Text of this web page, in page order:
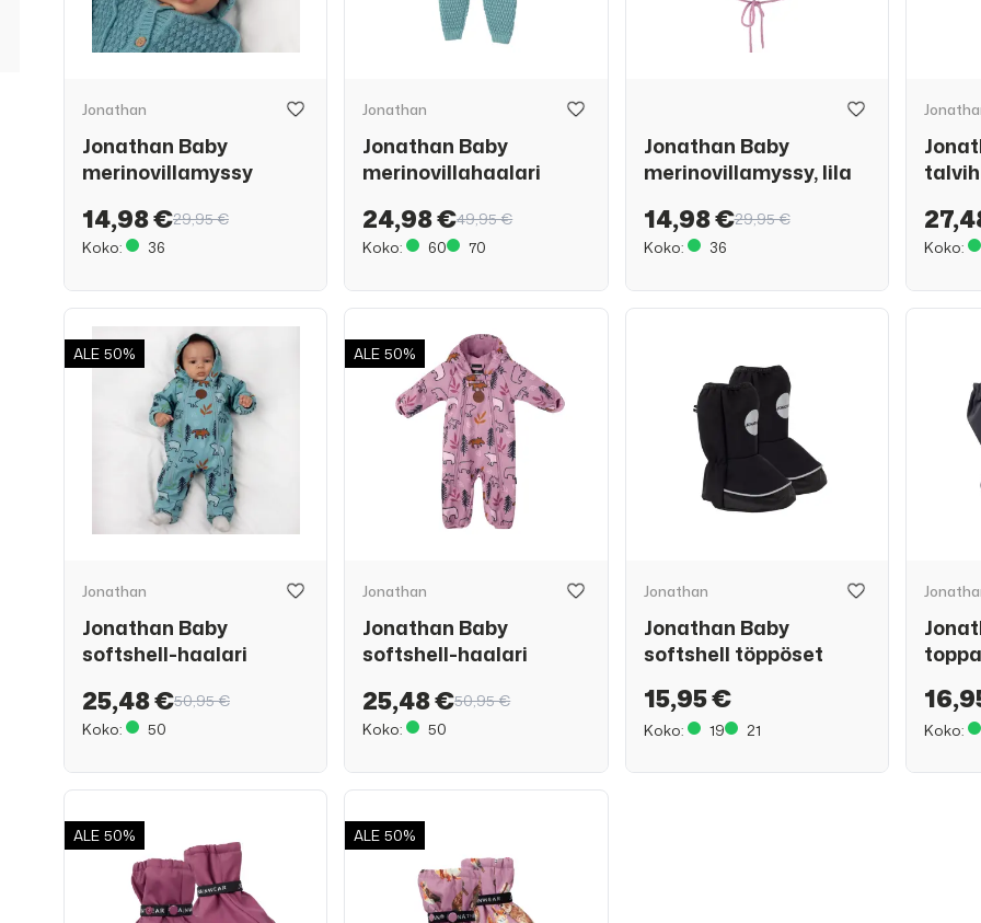
Jonathan
Jonathan Baby
merinovillamyssy
14,98 €29,95 €
Koko:
36
Jonathan
Jonathan Baby
merinovillahaalari
24,98 €49,95 €
Koko:
60 70
Jonathan Baby
merinovillamyssy, lila
14,98 €29,95 €
Koko:
36 Koko:
ALE 50%
Jonathan
Jonathan Baby
softshell-haalari
25,48 €50,95 €
Koko:
50
ALE 50%
Jonathan
Jonathan Baby
softshell-haalari
25,48 €50,95 €
Koko:
50
Jonathan
Jonathan Baby
softshell töppöset
15,95 €
Koko: 19 21 Koko:
ALE 50% ALE 50%